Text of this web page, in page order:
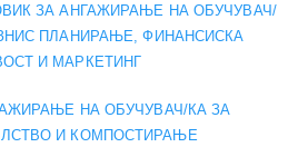
ЗА АНГАЖИРАЊЕ НА ОБУЧУВАЧ/
ПЛАНИРАЊЕ, ФИНАНСИСКА
И МАРКЕТИНГ
НА ОБУЧУВАЧ/КА ЗА
И КОМПОСТИРАЊЕ